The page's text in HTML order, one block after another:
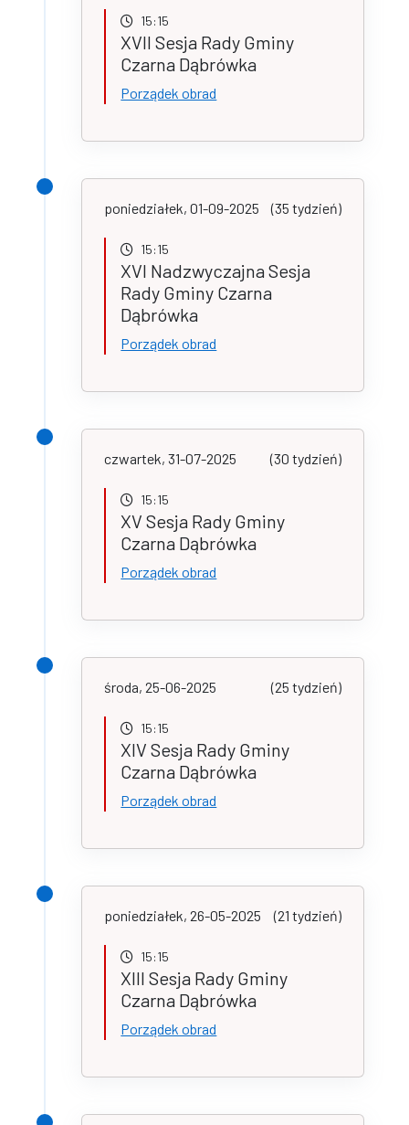
15:15
XVII Sesja Rady Gminy
Czarna Dąbrówka
Porządek obrad
poniedziałek, 01-09-2025 (35 tydzień)
15:15
XVI Nadzwyczajna Sesja
Rady Gminy Czarna
Dąbrówka
Porządek obrad
czwartek, 31-07-2025 (30 tydzień)
15:15
XV Sesja Rady Gminy
Czarna Dąbrówka
Porządek obrad
środa, 25-06-2025 (25 tydzień)
15:15
XIV Sesja Rady Gminy
Czarna Dąbrówka
Porządek obrad
poniedziałek, 26-05-2025 (21 tydzień)
15:15
XIII Sesja Rady Gminy
Czarna Dąbrówka
Porządek obrad